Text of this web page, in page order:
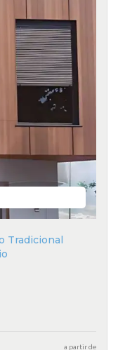
Tradicional
a partir de